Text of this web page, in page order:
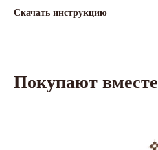
Скачать инструкцию
Покупают вместе